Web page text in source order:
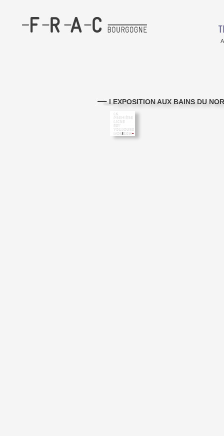
I EXPOSITION AUX BAINS DU